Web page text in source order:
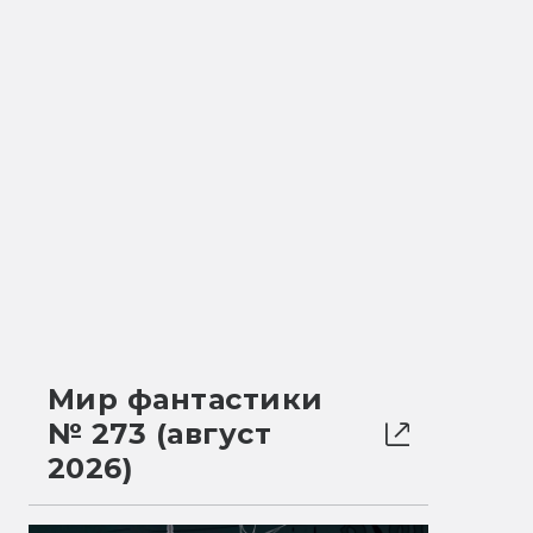
Мир фантастики
№ 273 (август
2026)